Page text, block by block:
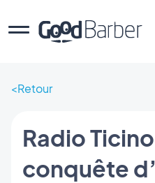
Retour
Radio
conquête